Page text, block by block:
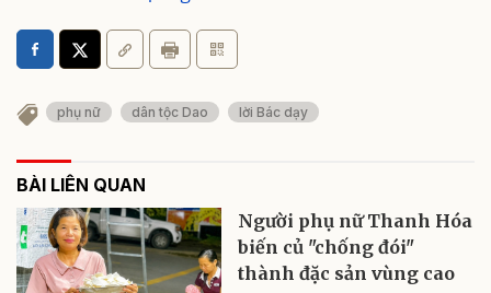
phụ nữ dân tộc Dao lời Bác dạy
BÀI LIÊN QUAN
Người phụ nữ Thanh Hóa
biến củ "chống đói"
thành đặc sản vùng cao